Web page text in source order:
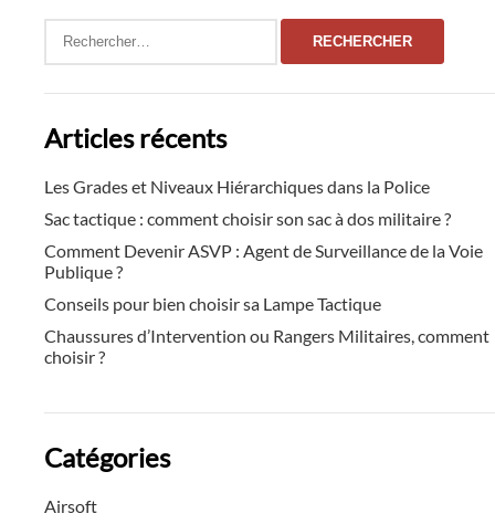
Rechercher :
Articles récents
Les Grades et Niveaux Hiérarchiques dans la Police
Sac tactique : comment choisir son sac à dos militaire ?
Comment Devenir ASVP : Agent de Surveillance de la Voie
Publique ?
Conseils pour bien choisir sa Lampe Tactique
Chaussures d’Intervention ou Rangers Militaires, comment
choisir ?
Catégories
Airsoft